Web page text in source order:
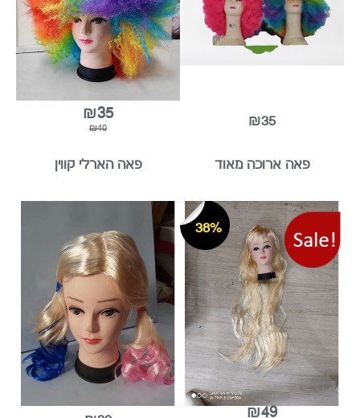
₪35
12%
₪40
פאה ארוכה מאוד
38%
פאה הארלי קווין